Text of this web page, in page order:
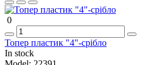
0
Топер пластик "4"-срібло
In stock